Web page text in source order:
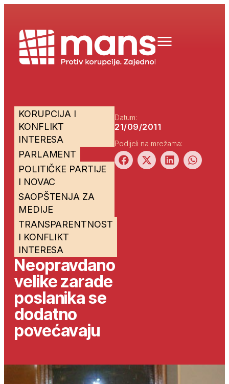
KORUPCIJA I
KONFLIKT
INTERESA
PARLAMENT
POLITIČKE PARTIJE
I NOVAC
SAOPŠTENJA ZA
MEDIJE
TRANSPARENTNOST
I KONFLIKT
INTERESA
Neopravdano
velike zarade
poslanika se
dodatno
povećavaju
Datum:
21/09/2011
Podijeli na mrežama: